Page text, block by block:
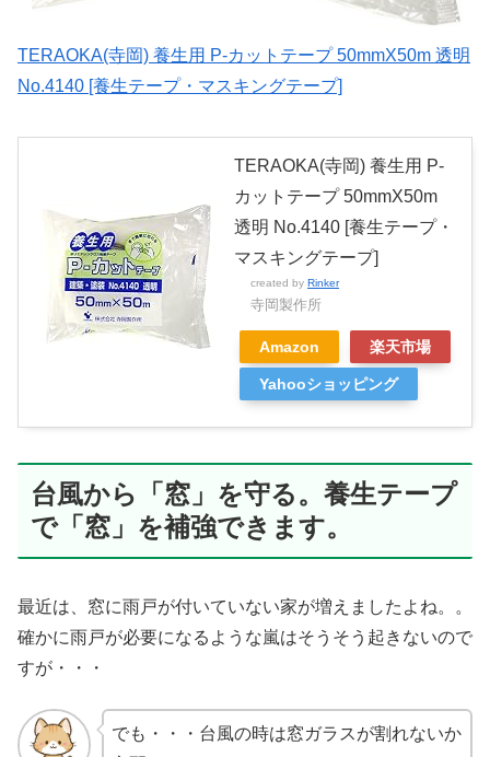
TERAOKA(寺岡) 養生用 P-カットテープ 50mmX50m 透明
No.4140 [養生テープ・マスキングテープ]
TERAOKA(寺岡) 養生用 P-
カットテープ 50mmX50m
透明 No.4140 [養生テープ・
マスキングテープ]
created by Rinker
寺岡製作所
Amazon 楽天市場
Yahooショッピング
台風から「窓」を守る。養生テープ
で「窓」を補強できます。
最近は、窓に雨戸が付いていない家が増えましたよね。。
確かに雨戸が必要になるような嵐はそうそう起きないので
すが・・・
でも・・・台風の時は窓ガラスが割れないか